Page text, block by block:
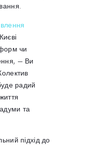
чи
— Ви
радий
та
підхід до